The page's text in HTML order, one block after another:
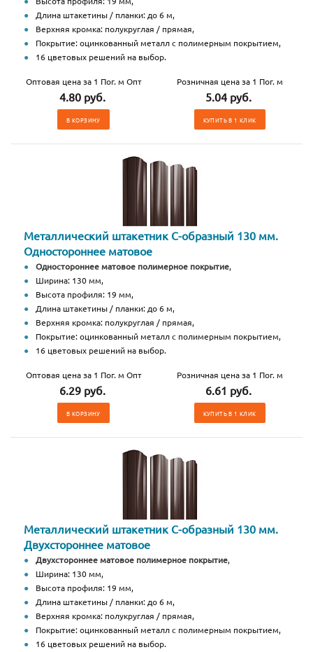
Длина штакетины / планки: до 6 м,
Верхняя кромка: полукруглая / прямая,
Покрытие: оцинкованный металл с полимерным покрытием,
16 цветовых решений на выбор.
Оптовая цена за 1 Пог. м Опт
4.80 руб.
В КОРЗИНУ
Розничная цена за 1 Пог. м
5.04 руб.
КУПИТЬ В 1 КЛИК
Металлический штакетник С-образный 130 мм.
Одностороннее матовое
Одностороннее матовое полимерное покрытие,
Ширина: 130 мм,
Высота профиля: 19 мм,
Длина штакетины / планки: до 6 м,
Верхняя кромка: полукруглая / прямая,
Покрытие: оцинкованный металл с полимерным покрытием,
16 цветовых решений на выбор.
Оптовая цена за 1 Пог. м Опт
6.29 руб.
В КОРЗИНУ
Розничная цена за 1 Пог. м
6.61 руб.
КУПИТЬ В 1 КЛИК
Металлический штакетник С-образный 130 мм.
Двухстороннее матовое
Двухстороннее матовое полимерное покрытие,
Ширина: 130 мм,
Высота профиля: 19 мм,
Длина штакетины / планки: до 6 м,
Верхняя кромка: полукруглая / прямая,
Покрытие: оцинкованный металл с полимерным покрытием,
16 цветовых решений на выбор.